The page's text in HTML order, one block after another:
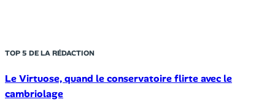
TOP 5 DE LA RÉDACTION
Le Virtuose, quand le conservatoire flirte avec le
cambriolage